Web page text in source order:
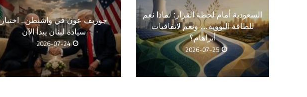
السعودية أمام لحظة القرار: لماذا نعم
للطاقة النووية… ونعم لاتفاقيات
أبراهام؟
2026-07-25
جوزيف عون في واشنطن.. اختبار
سيادة لبنان يبدأ الآن
2026-07-24